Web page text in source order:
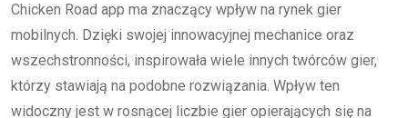
Chicken Road app ma znaczący wpływ na rynek gier
mobilnych. Dzięki swojej innowacyjnej mechanice oraz
wszechstronności, inspirowała wiele innych twórców gier,
którzy stawiają na podobne rozwiązania. Wpływ ten
widoczny jest w rosnącej liczbie gier opierających się na